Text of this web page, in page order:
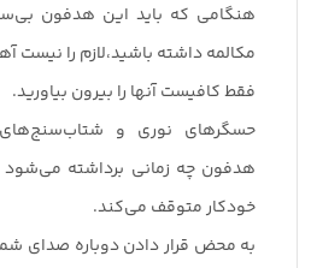
هنگامی که باید این هدفون
مکالمه داشته باشید،لازم را نیست
فقط کافیست آنها را بیرون بیاورید.
حسگرهای نوری و
هدفون چه زمانی برداشته
خودکار متوقف می‌کند.
به محض قرار دادن دوباره صدای